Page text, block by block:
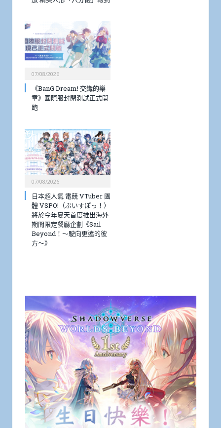
07/08/2026
《BanG Dream! 交織的樂
章》國際服封閉測試正式開
跑
07/08/2026
日本超人氣 電競 VTuber 團
體 VSPO!（ぶいすぽっ！）
將於今年夏天首度推出海外
期間限定餐廳企劃《Sail
Beyond！～駛向更遠的彼
方～》